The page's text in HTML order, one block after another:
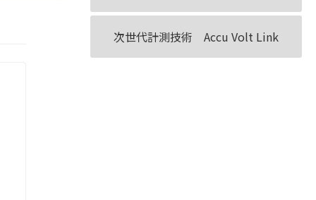
次世代計測技術 Accu Volt Link